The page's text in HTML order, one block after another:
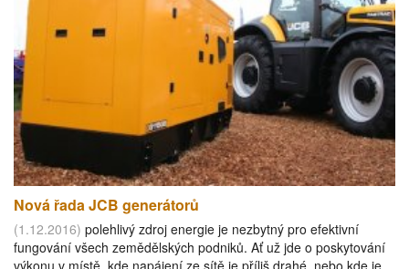
Nová řada JCB generátorů
(1.12.2016) polehlivý zdroj energie je nezbytný pro efektivní
fungování všech zemědělských podniků. Ať už jde o poskytování